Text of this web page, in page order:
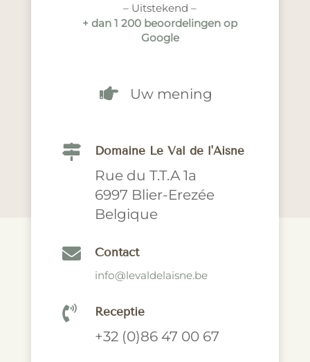
– Uitstekend –
+ dan 1 200 beoordelingen op
Google
 Uw mening
 Domaine Le Val de l'Aisne
Rue du T.T.A 1a
6997 Blier-Erezée
Belgique
 Contact
info@levaldelaisne.be
 Receptie
+32 (0)86 47 00 67